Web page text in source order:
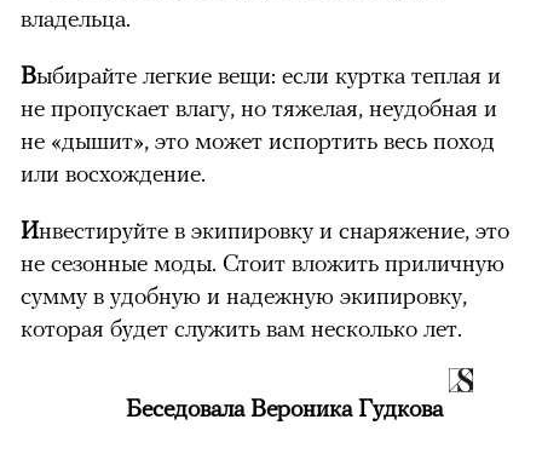
владельца.
Выбирайте легкие вещи: если куртка теплая и
не пропускает влагу, но тяжелая, неудобная и
не «дышит», это может испортить весь поход
или восхождение.
Инвестируйте в экипировку и снаряжение, это
не сезонные моды. Стоит вложить приличную
сумму в удобную и надежную экипировку,
которая будет служить вам несколько лет.
Беседовала Вероника Гудкова